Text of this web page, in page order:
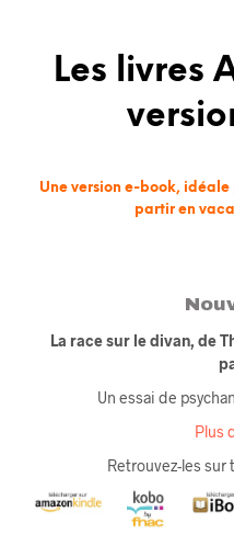
Les livres
Une version e-book,
partir en
La race sur le divan, de
Un essai de
Plus
Retrouvez-les